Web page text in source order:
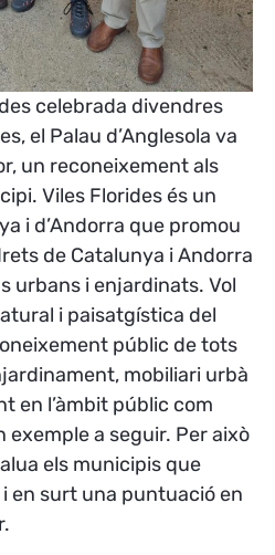
celebrada divendres
el Palau d’Anglesola va
un reconeixement als
Viles Florides és un
i d’Andorra que promou
de Catalunya i Andorra
urbans i enjardinats. Vol
i paisatgística del
públic de tots
mobiliari urbà
en l’àmbit públic com
a seguir. Per això
els municipis que
en surt una puntuació en